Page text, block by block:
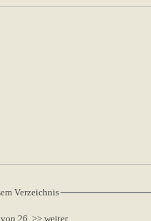
Verzeichnis
26 >> weiter